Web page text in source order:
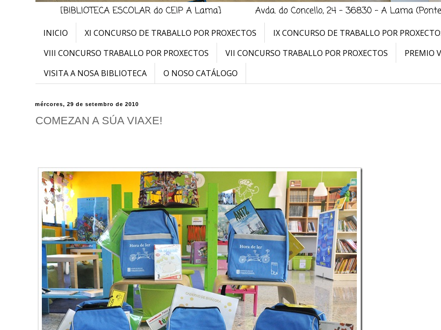
INICIO XI CONCURSO DE TRABALLO POR PROXECTOS
IX CONCURSO DE TRABALLO POR
VIII CONCURSO TRABALLO POR PROXECTOS
VII CONCURSO TRABALLO POR PROXECTOS
PREMIO
VISITA A NOSA BIBLIOTECA
O NOSO CATÁLOGO
mércores, 29 de setembro de 2010
COMEZAN A SÚA VIAXE!